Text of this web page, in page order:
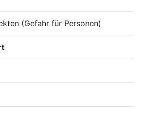
(Gefahr für Personen)